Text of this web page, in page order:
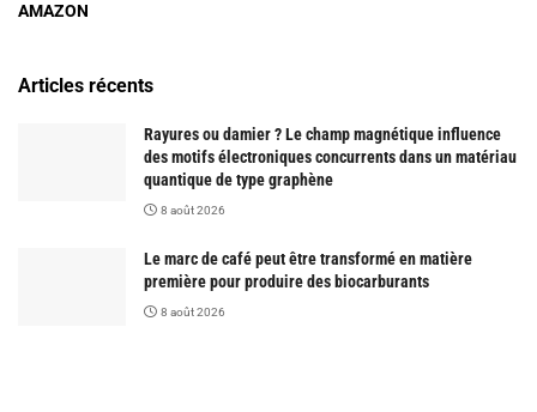
AMAZON
Articles récents
Rayures ou damier ? Le champ magnétique influence
des motifs électroniques concurrents dans un matériau
quantique de type graphène
8 août 2026
Le marc de café peut être transformé en matière
première pour produire des biocarburants
8 août 2026